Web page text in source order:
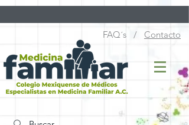
FAQ´s / Contacto